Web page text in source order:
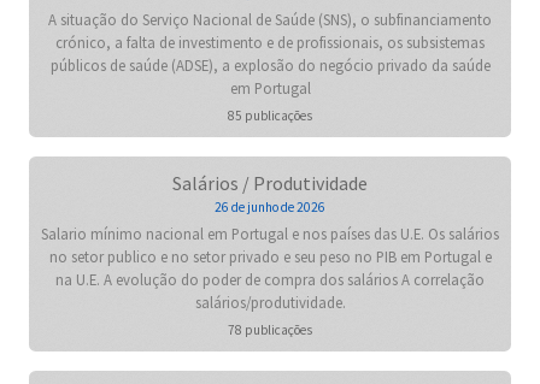
A situação do Serviço Nacional de Saúde (SNS), o subfinanciamento
crónico, a falta de investimento e de profissionais, os subsistemas
públicos de saúde (ADSE), a explosão do negócio privado da saúde
em Portugal
85 publicações
Salários / Produtividade
26 de junho de 2026
Salario mínimo nacional em Portugal e nos países das U.E. Os salários
no setor publico e no setor privado e seu peso no PIB em Portugal e
na U.E. A evolução do poder de compra dos salários A correlação
salários/produtividade.
78 publicações